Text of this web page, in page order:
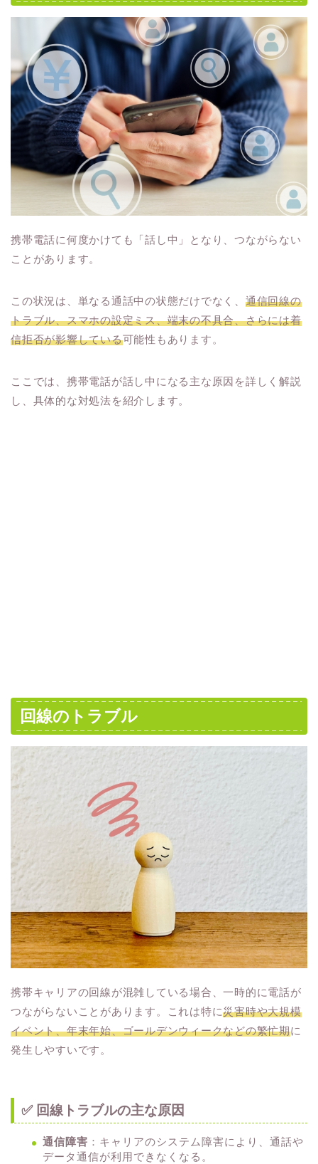
携帯電話に何度かけても「話し中」となり、つながらない
ことがあります。
この状況は、単なる通話中の状態だけでなく、 通信回線の
トラブル、スマホの設定ミス、端末の不具合、さらには着
信拒否が影響している可能性もあります。
ここでは、携帯電話が話し中になる主な原因を詳しく解説
し、具体的な対処法を紹介します。
回線のトラブル
携帯キャリアの回線が混雑している場合、一時的に電話が
つながらないことがあります。これは特に災害時や大規模
イベント、年末年始、ゴールデンウィークなどの繁忙期に
発生しやすいです。
✅ 回線トラブルの主な原因
通信障害 ：キャリアのシステム障害により、通話や
データ通信が利用できなくなる。